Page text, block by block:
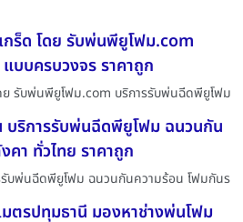
กร็ด โดย รับพ่นพียูโฟม.com
บบครบวงจร ราคาถูก
ย รับพ่นพียูโฟม.com บริการรับพ่นฉีดพียูโฟม
บริการรับพ่นฉีดพียูโฟม ฉนวนกัน
า ทั่วไทย ราคาถูก
รับพ่นฉีดพียูโฟม ฉนวนกันความร้อน โฟมกันร
ตรปทุมธานี มองหาช่างพ่นโฟม